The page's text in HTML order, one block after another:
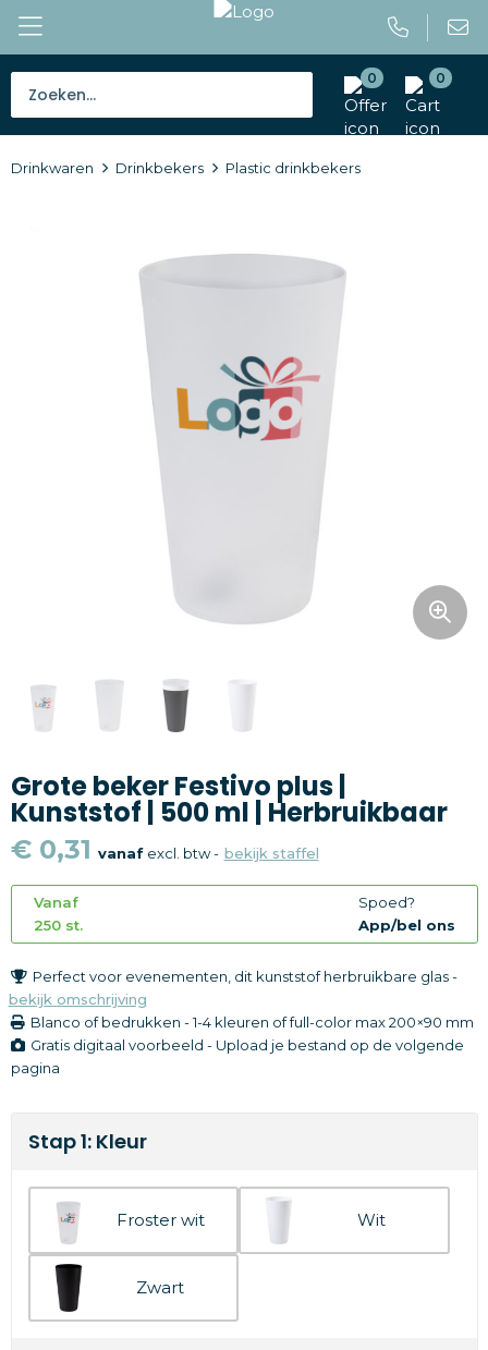
0 0
Tassen
Outdoor en vrije tijd
Gereedschap en veiligheid
Kantoorartikelen
Gadgets
Textiel
Merken
Drinkwaren Drinkbekers Plastic drinkbekers
Grote beker Festivo plus |
Kunststof | 500 ml | Herbruikbaar
€ 0,31 vanafexcl. btw - bekijk staffel
Vanaf
250 st.
Spoed?
App/bel ons
Perfect voor evenementen, dit kunststof herbruikbare glas -
bekijk omschrijving
Blanco of bedrukken -1-4 kleuren of full-color max 200×90 mm
Gratis digitaal voorbeeld - Upload je bestand op de volgende
pagina
Stap 1: Kleur
Froster wit Wit
Zwart